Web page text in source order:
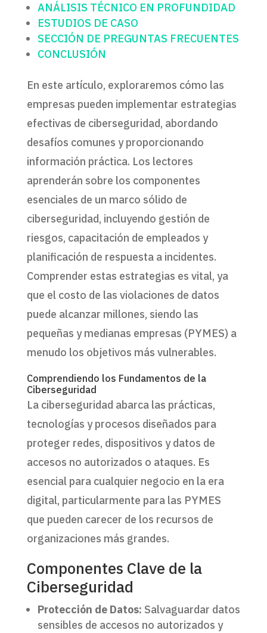
ANÁLISIS TÉCNICO EN PROFUNDIDAD
ESTUDIOS DE CASO
SECCIÓN DE PREGUNTAS FRECUENTES
CONCLUSIÓN
En este artículo, exploraremos cómo las
empresas pueden implementar estrategias
efectivas de ciberseguridad, abordando
desafíos comunes y proporcionando
información práctica. Los lectores
aprenderán sobre los componentes
esenciales de un marco sólido de
ciberseguridad, incluyendo gestión de
riesgos, capacitación de empleados y
planificación de respuesta a incidentes.
Comprender estas estrategias es vital, ya
que el costo de las violaciones de datos
puede alcanzar millones, siendo las
pequeñas y medianas empresas (PYMES) a
menudo los objetivos más vulnerables.
Comprendiendo los Fundamentos de la
Ciberseguridad
La ciberseguridad abarca las prácticas,
tecnologías y procesos diseñados para
proteger redes, dispositivos y datos de
accesos no autorizados o ataques. Es
esencial para cualquier negocio en la era
digital, particularmente para las PYMES
que pueden carecer de los recursos de
organizaciones más grandes.
Componentes Clave de la
Ciberseguridad
Protección de Datos: Salvaguardar datos
sensibles de accesos no autorizados y